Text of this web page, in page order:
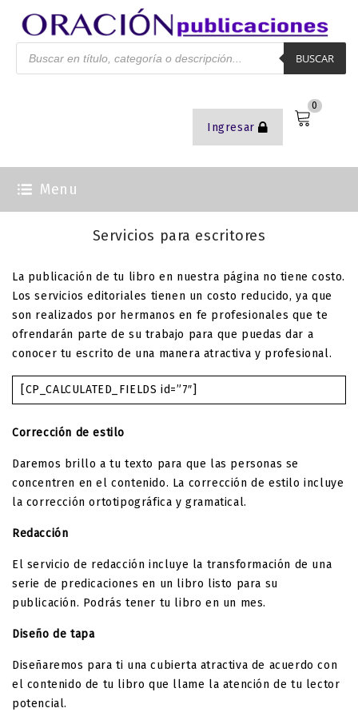
Ingresar
0
BUSCAR
Menu
Servicios para escritores
La publicación de tu libro en nuestra página no tiene costo.
Los servicios editoriales tienen un costo reducido, ya que
son realizados por hermanos en fe profesionales que te
ofrendarán parte de su trabajo para que puedas dar a
conocer tu escrito de una manera atractiva y profesional.
[CP_CALCULATED_FIELDS id=”7″]
Corrección de estilo
Daremos brillo a tu texto para que las personas se
concentren en el contenido. La corrección de estilo incluye
la corrección ortotipográfica y gramatical.
Redacción
El servicio de redacción incluye la transformación de una
serie de predicaciones en un libro listo para su
publicación. Podrás tener tu libro en un mes.
Diseño de tapa
Diseñaremos para ti una cubierta atractiva de acuerdo con
el contenido de tu libro que llame la atención de tu lector
potencial.